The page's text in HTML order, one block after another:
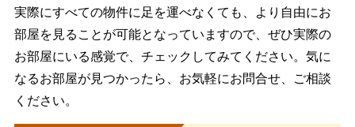
実際にすべての物件に足を運べなくても、より自由にお
部屋を見ることが可能となっていますので、ぜひ実際の
お部屋にいる感覚で、チェックしてみてください。気に
なるお部屋が見つかったら、お気軽にお問合せ、ご相談
ください。